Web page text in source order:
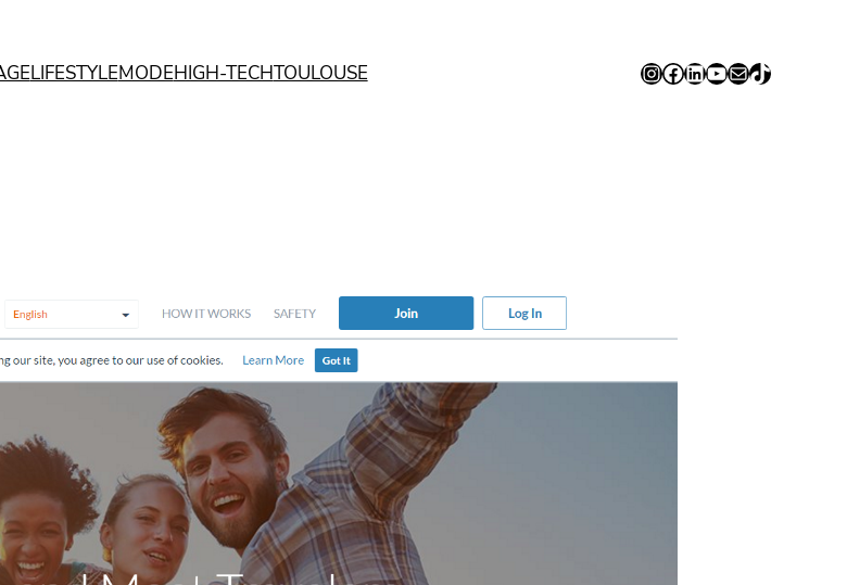
LIFESTYLEMODEHIGH-TECHTOULOUSE InstagramFacebook LinkedIn YouTube E-mail TikTok